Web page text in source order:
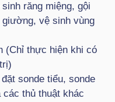
răng miệng, gội
vệ sinh vùng
(Chỉ thực hiện khi có
sonde tiểu, sonde
thủ thuật khác